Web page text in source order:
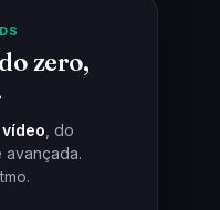
zero,
, do
avançada.